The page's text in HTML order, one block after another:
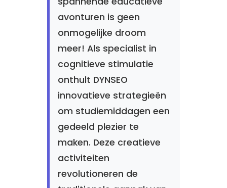
avonturen is geen
onmogelijke droom
meer! Als specialist in
cognitieve stimulatie
onthult DYNSEO
innovatieve strategieën
om studiemiddagen een
gedeeld plezier te
maken. Deze creatieve
activiteiten
revolutioneren de